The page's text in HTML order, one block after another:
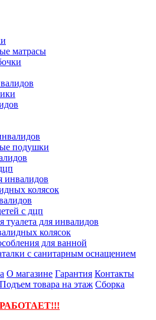
матрасы
подушки
инвалидов
колясок
с дцп
туалета для инвалидов
колясок
для ванной
с санитарным оснащением
О магазине Гарантия Контакты
Подъем товара на этаж Сборка